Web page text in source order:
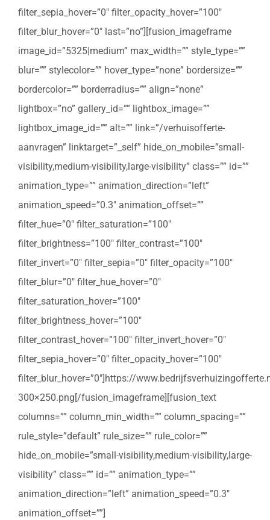
filter_sepia_hover=”0″ filter_opacity_hover=”100″
filter_blur_hover=”0″ last=”no”][fusion_imageframe
image_id=”5325|medium” max_width=”” style_type=””
blur=”” stylecolor=”” hover_type=”none” bordersize=””
bordercolor=”” borderradius=”” align=”none”
lightbox=”no” gallery_id=”” lightbox_image=””
lightbox_image_id=”” alt=”” link=”/verhuisofferte-
aanvragen” linktarget=”_self” hide_on_mobile=”small-
visibility,medium-visibility,large-visibility” class=”” id=””
animation_type=”” animation_direction=”left”
animation_speed=”0.3″ animation_offset=””
filter_hue=”0″ filter_saturation=”100″
filter_brightness=”100″ filter_contrast=”100″
filter_invert=”0″ filter_sepia=”0″ filter_opacity=”100″
filter_blur=”0″ filter_hue_hover=”0″
filter_saturation_hover=”100″
filter_brightness_hover=”100″
filter_contrast_hover=”100″ filter_invert_hover=”0″
filter_sepia_hover=”0″ filter_opacity_hover=”100″
filter_blur_hover=”0″]https://
300×250.png[/fusion_imageframe][fusion_text
columns=”” column_min_width=”” column_spacing=””
rule_style=”default” rule_size=”” rule_color=””
hide_on_mobile=”small-visibility,medium-visibility,large-
visibility” class=”” id=”” animation_type=””
animation_direction=”left” animation_speed=”0.3″
animation_offset=””]